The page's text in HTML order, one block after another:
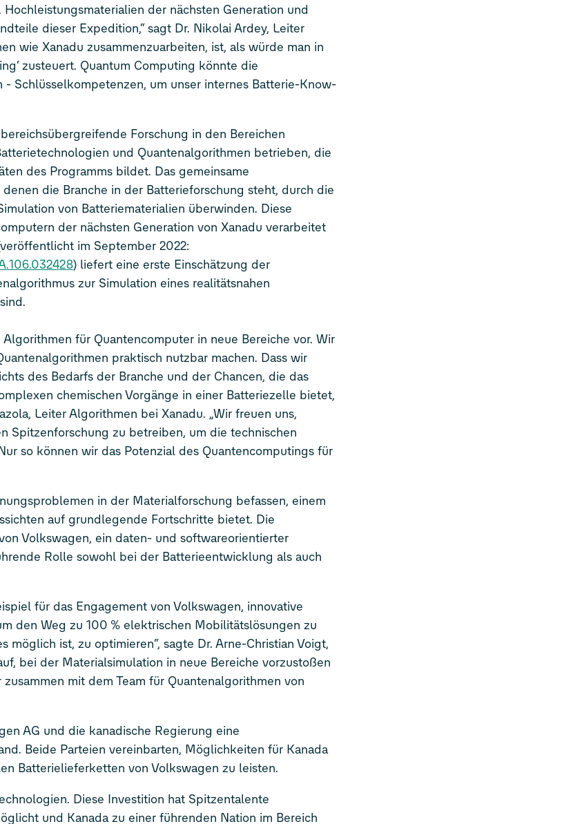
der nächsten Generation und
dieser Expedition,“ sagt Dr. Nikolai Ardey, Leiter
wie Xanadu zusammenzuarbeiten, ist, als würde man in
zusteuert. Quantum Computing könnte die
Schlüsselkompetenzen, um unser internes Batterie-Know-
Forschung in den Bereichen
und Quantenalgorithmen betrieben, die
des Programms bildet. Das gemeinsame
die Branche in der Batterieforschung steht, durch die
von Batteriematerialien überwinden. Diese
der nächsten Generation von Xanadu verarbeitet
im September 2022:
) liefert eine erste Einschätzung der
zur Simulation eines realitätsnahen
für Quantencomputer in neue Bereiche vor. Wir
praktisch nutzbar machen. Dass wir
des Bedarfs der Branche und der Chancen, die das
chemischen Vorgänge in einer Batteriezelle bietet,
Leiter Algorithmen bei Xanadu. „Wir freuen uns,
Spitzenforschung zu betreiben, um die technischen
so können wir das Potenzial des Quantencomputings für
in der Materialforschung befassen, einem
auf grundlegende Fortschritte bietet. Die
Volkswagen, ein daten- und softwareorientierter
Rolle sowohl bei der Batterieentwicklung als auch
für das Engagement von Volkswagen, innovative
den Weg zu 100 % elektrischen Mobilitätslösungen zu
ist, zu optimieren“, sagte Dr. Arne-Christian Voigt,
bei der Materialsimulation in neue Bereiche vorzustoßen
mit dem Team für Quantenalgorithmen von
AG und die kanadische Regierung eine
Beide Parteien vereinbarten, Möglichkeiten für Kanada
Batterielieferketten von Volkswagen zu leisten.
Diese Investition hat Spitzentalente
und Kanada zu einer führenden Nation im Bereich